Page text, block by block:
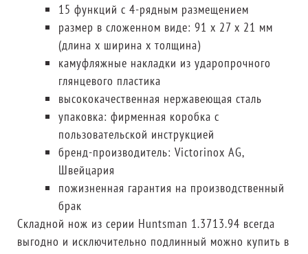
15 функций с 4-рядным размещением
размер в сложенном виде: 91 х 27 х 21 мм
(длина х ширина х толщина)
камуфляжные накладки из ударопрочного
глянцевого пластика
высококачественная нержавеющая сталь
упаковка: фирменная коробка с
пользовательской инструкцией
бренд-производитель: Victorinox AG,
Швейцария
пожизненная гарантия на производственный
брак
Складной нож из серии Huntsman 1.3713.94 всегда
выгодно и исключительно подлинный можно купить в